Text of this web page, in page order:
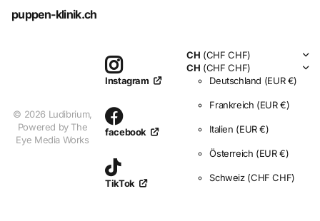
puppen-klinik.ch
© 2026 Ludibrium,
Powered by The
Eye Media Works
Instagram
facebook
TikTok
CH (CHF CHF)
CH (CHF CHF)
Deutschland (EUR €)
Frankreich (EUR €)
Italien (EUR €)
Österreich (EUR €)
Schweiz (CHF CHF)